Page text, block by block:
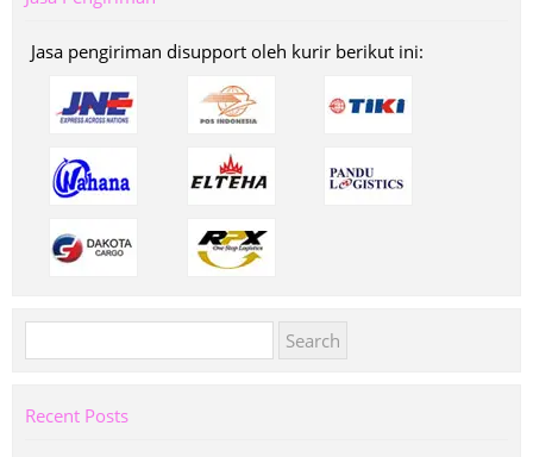
Jasa pengiriman disupport oleh kurir berikut ini:
for:
Recent Posts